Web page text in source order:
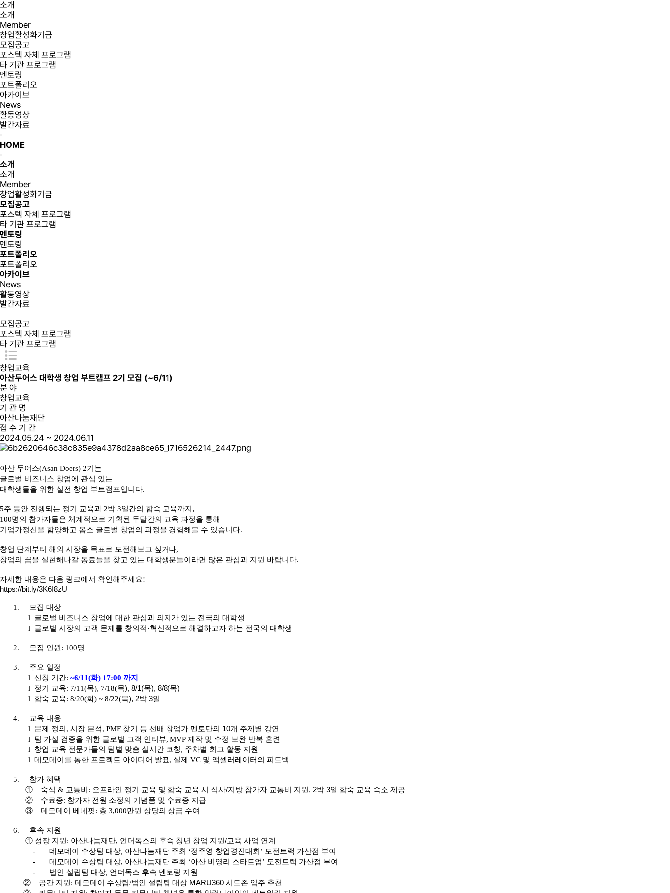
소개
소개
Member
창업활성화기금
모집공고
포스텍 자체 프로그램
타 기관 프로그램
멘토링
포트폴리오
아카이브
News
활동영상
발간자료
HOME
소개
소개
Member
창업활성화기금
모집공고
포스텍 자체 프로그램
타 기관 프로그램
멘토링
멘토링
포트폴리오
포트폴리오
아카이브
News
활동영상
발간자료
모집공고
포스텍 자체 프로그램
타 기관 프로그램
창업교육
아산두어스 대학생 창업 부트캠프 2기 모집 (~6/11)
분 야
창업교육
기 관 명
아산나눔재단
접 수 기 간
2024.05.24 ~ 2024.06.11
아산 두어스(Asan Doers) 2기는
글로벌 비즈니스 창업에 관심 있는
대학생들을 위한 실전 창업 부트캠프입니다.
5주 동안 진행되는 정기 교육과 2박 3일간의 합숙 교육까지,
100명의 참가자들은 체계적으로 기획된 두달간의 교육 과정을 통해
기업가정신을 함양하고 몸소 글로벌 창업의 과정을 경험해볼 수 있습니다.
창업 단계부터 해외 시장을 목표로 도전해보고 싶거나,
창업의 꿈을 실현해나갈 동료들을 찾고 있는 대학생분들이라면 많은 관심과 지원 바랍니다.
자세한 내용은 다음 링크에서 확인해주세요!
https://bit.ly/3K6I8zU
1.
모집 대상
l 글로벌 비즈니스 창업에 대한 관심과 의지가 있는 전국의 대학생
l 글로벌 시장의 고객 문제를 창의적·혁신적으로 해결하고자 하는 전국의 대학생
2. 모집 인원: 100명
3.
주요 일정
l 신청 기간: ~6/11(화) 17:00 까지
l 정기 교육: 7/11(목), 7/18(목), 8/1(목), 8/8(목)
l 합숙 교육: 8/20(화) ~ 8/22(목), 2박 3일
4.
교육 내용
l 문제 정의, 시장 분석, PMF 찾기 등 선배 창업가 멘토단의 10개 주제별 강연
l 팀 가설 검증을 위한 글로벌 고객 인터뷰, MVP 제작 및 수정 보완 반복 훈련
l 창업 교육 전문가들의 팀별 맞춤 실시간 코칭, 주차별 회고 활동 지원
l 데모데이를 통한 프로젝트 아이디어 발표, 실제 VC 및 액셀러레이터의 피드백
5.
참가 혜택
①
숙식 & 교통비: 오프라인 정기 교육 및 합숙 교육 시 식사/지방 참가자 교통비 지원, 2박 3일 합숙 교육 숙소 제공
②
수료증: 참가자 전원 소정의 기념품 및 수료증 지급
③
데모데이 베네핏: 총 3,000만원 상당의 상금 수여
6.
후속 지원
① 성장 지원: 아산나눔재단, 언더독스의 후속 청년 창업 지원/교육 사업 연계
-
데모데이 수상팀 대상, 아산나눔재단 주최 ‘정주영 창업경진대회’ 도전트랙 가산점 부여
-
데모데이 수상팀 대상, 아산나눔재단 주최 ‘아산 비영리 스타트업’ 도전트랙 가산점 부여
-
법인 설립팀 대상, 언더독스 후속 멘토링 지원
②
공간 지원:데모데이 수상팀/법인 설립팀 대상 MARU360 시드존 입주 추천